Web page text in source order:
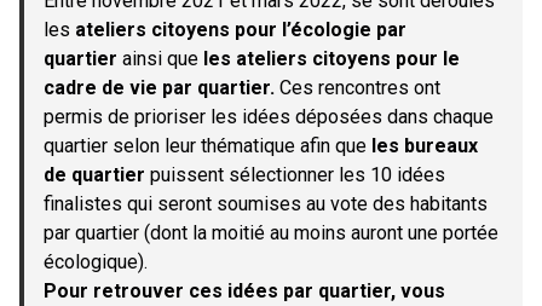
les ateliers citoyens pour l’écologie par
quartier ainsi que les ateliers citoyens pour le
cadre de vie par quartier. Ces rencontres ont
permis de prioriser les idées déposées dans chaque
quartier selon leur thématique afin que les bureaux
de quartier puissent sélectionner les 10 idées
finalistes qui seront soumises au vote des habitants
par quartier (dont la moitié au moins auront une portée
écologique).
Pour retrouver ces idées par quartier, vous